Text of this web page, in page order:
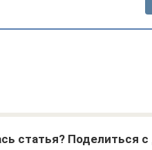
статья? Поделиться